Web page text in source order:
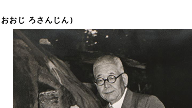
おじ ろさんじん）